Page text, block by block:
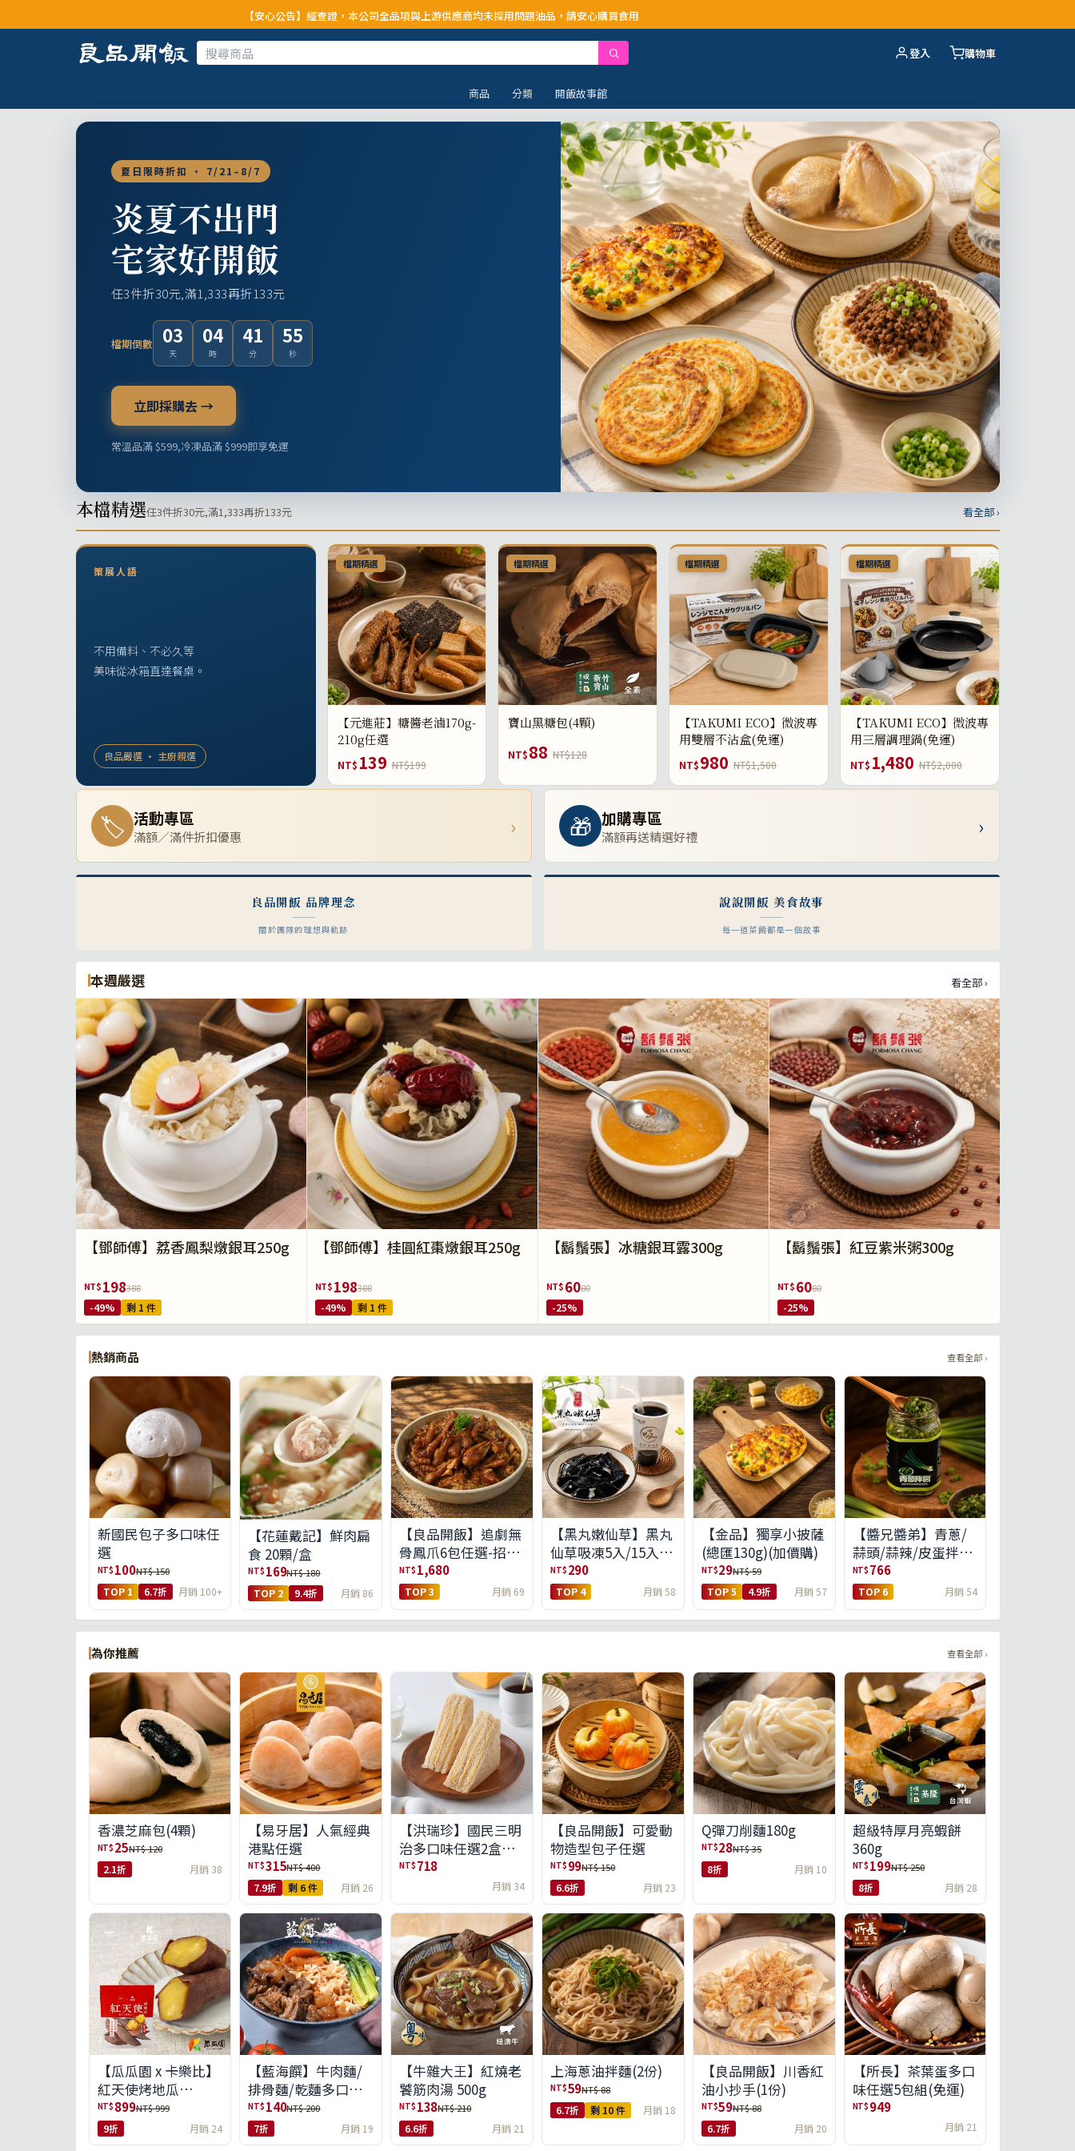
【安心公告】經查證，本公司全品項與上游供應商均未採用問題油品，請安心購買食用
登入 購物車
商品 分類 開飯故事館
夏日限時折扣 · 7/21–8/7
炎夏不出門
宅家好開飯
任3件折30元,滿1,333再折133元
檔期倒數 03
天
04
時
41
分
53
秒
立即採購去 →
常溫品滿 $599,冷凍品滿 $999即享免運
本檔精選任3件折30元,滿1,333再折133元 看全部 ›
策展人語
不用備料、不必久等
美味從冰箱直達餐桌。
良品嚴選 · 主廚親選
檔期精選
【元進莊】糖醬老滷170g-
210g任選
NT$ 139 NT$199
檔期精選
寶山黑糖包(4顆)
NT$88 NT$128
檔期精選
【TAKUMI ECO】微波專
用雙層不沾盒(免運)
NT$980 NT$1,500
檔期精選
【TAKUMI ECO】微波專
用三層調理鍋(免運)
NT$ 1,480 NT$2,000
🏷 活動專區
滿額／滿件折扣優惠 › 🎁 加購專區
滿額再送精選好禮 ›
良品開飯 品牌理念
關於團隊的理想與軌跡
說說開飯 美食故事
每一道菜餚都是一個故事
本週嚴選 看全部 ›
【鄧師傅】荔香鳳梨燉銀耳250g
NT$198388
-49% 剩 1 件
【鄧師傅】桂圓紅棗燉銀耳250g
NT$198388
-49% 剩 1 件
【鬍鬚張】冰糖銀耳露300g
NT$6080
-25%
【鬍鬚張】紅豆紫米粥300g
NT$6080
-25%
熱銷商品 查看全部 ›
新國民包子多口味任
選
NT$ 100NT$ 150
TOP 1 6.7折 月銷 100+
【花蓮戴記】鮮肉扁
食 20顆/盒
NT$ 169NT$ 180
TOP 2 9.4折 月銷 86
【良品開飯】追劇無
骨鳳爪6包任選-招牌
原味/濃濃蒜香/過癮
麻辣(免運組)
NT$ 1,680
TOP 3 月銷 69
【黑丸嫩仙草】黑丸
仙草吸凍5入/15入
(免運)(預購中8/14出
貨)
NT$ 290
TOP 4 月銷 58
【金品】獨享小披薩
(總匯130g)(加價購)
NT$29NT$ 59
TOP 5 4.9折 月銷 57
【醬兄醬弟】青蔥/
蒜頭/蒜辣/皮蛋拌醬
4件任選(免運組)
NT$ 766
TOP 6 月銷 54
為你推薦 查看全部 ›
香濃芝麻包(4顆)
NT$ 25NT$ 120
2.1折 月銷 38
【易牙居】人氣經典
港點任選
NT$315NT$ 400
7.9折 剩 6 件 月銷 26
【洪瑞珍】國民三明
治多口味任選2盒組
(6入/盒)(免運)
NT$ 718
月銷 34
【良品開飯】可愛動
物造型包子任選
NT$ 99NT$ 150
6.6折 月銷 23
Q彈刀削麵180g
NT$28NT$ 35
8折 月銷 10
超級特厚月亮蝦餅
360g
NT$ 199NT$ 250
8折 月銷 28
【瓜瓜園 x 卡樂比】
紅天使烤地瓜
350g*10包(免運組)
NT$ 899NT$ 999
9折 月銷 24
【藍海饌】牛肉麵/
排骨麵/乾麵多口味
任選
NT$ 140NT$ 200
7折 月銷 19
【牛雜大王】紅燒老
饕筋肉湯 500g
NT$ 138NT$ 210
6.6折 月銷 21
上海蔥油拌麵(2份)
NT$59NT$ 88
6.7折 剩 10 件 月銷 18
【良品開飯】川香紅
油小抄手(1份)
NT$59NT$ 88
6.7折 月銷 20
【所長】茶葉蛋多口
味任選5包組(免運)
NT$ 949
月銷 21